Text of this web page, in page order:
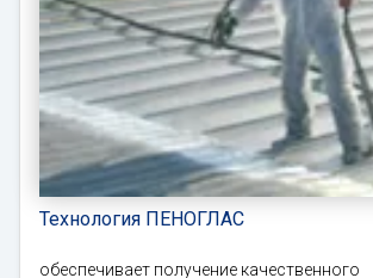
Технология ПЕНОГЛАС
обеспечивает получение качественного